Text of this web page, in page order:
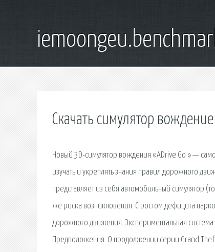
Скачать симулятор
Новый 3D-симулятор вождения «ADrive Go » —
изучать и укреплять знания правил дорожного
представляет из себя автомобильный симулятор
же риска возникновения. С ростом дефицита
дорожного движения. Экспериментальная
Предположения. О продолжении серии Grand